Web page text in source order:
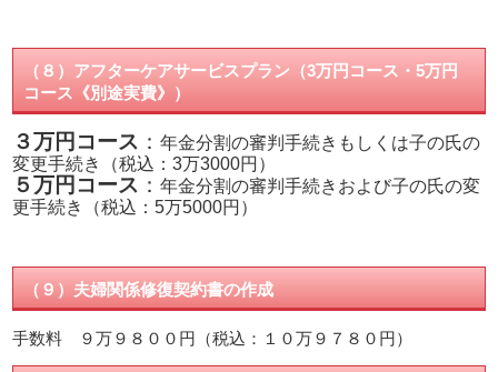
（８）アフターケアサービスプラン（3万円コース・5万円
コース《別途実費》）
３万円コース ：年金分割の審判手続きもしくは子の氏の
変更手続き（税込：3万3000円）
５万円コース ：年金分割の審判手続きおよび子の氏の変
更手続き（税込：5万5000円）
（９）夫婦関係修復契約書の作成
手数料 ９万９８００円（税込：１０万９７８０円）